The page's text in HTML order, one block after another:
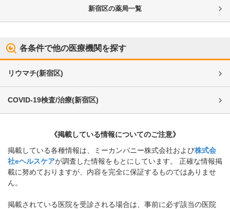
新宿区の薬局一覧
各条件で他の医療機関を探す
リウマチ(新宿区)
COVID-19検査/治療(新宿区)
《掲載している情報についてのご注意》
掲載している各種情報は、ミーカンパニー株式会社および株式会
社eヘルスケアが調査した情報をもとにしています。 正確な情報掲
載に努めておりますが、内容を完全に保証するものではありませ
ん。
掲載されている医院を受診される場合は、事前に必ず該当の医院